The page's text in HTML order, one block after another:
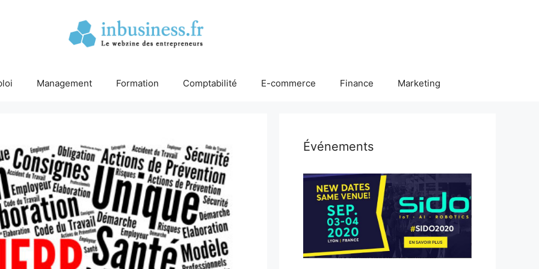
Management Formation Comptabilité E-commerce Finance Marketing
Événements